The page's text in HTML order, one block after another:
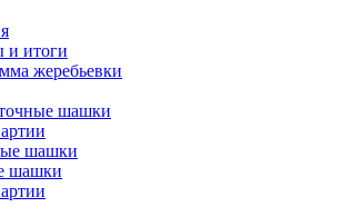
и итоги
жеребьевки
шашки
шашки
шашки